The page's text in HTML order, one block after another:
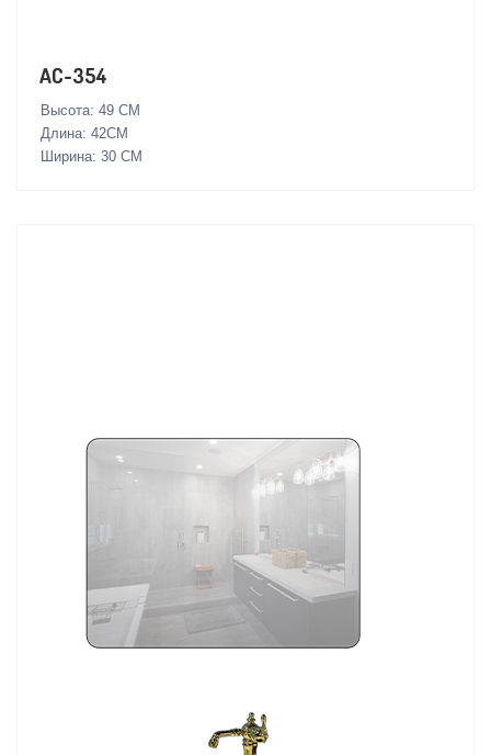
AC-354
Высота: 49 СМ
Длина: 42СМ
Ширина: 30 СМ